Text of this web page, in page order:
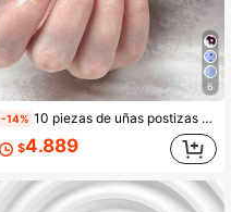
6
-14% 10 piezas de uñas postizas de edición limitada de verano hechas a mano, uñas falsas cortas con forma de almendra, estilo dulce de chica con tono rosa, pintadas a mano con lunares rosa y blanco / rosa y nude, decoración de rayas verticales rosa y blanco, efecto de gelatina translúcida, versátiles, vienen con herramientas de manicura, rápidas de poner y quitar, adecuadas para salidas de verano, citas, exclusivas para mujeres y niñas, pegatinas de uñas con forma de almendra hechas a mano, uñas postizas de presión
$4.889